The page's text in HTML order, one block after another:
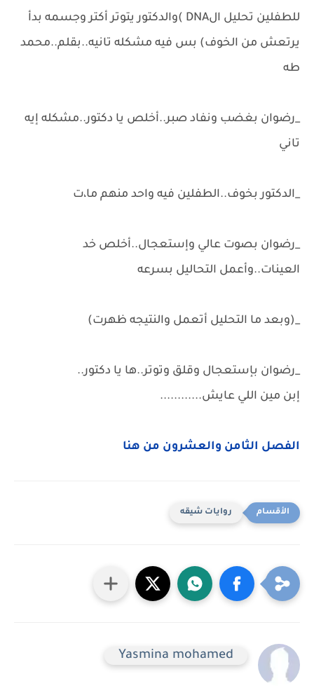
للطفلين تحليل الDNA )والدكتور يتوتر أكتر وجسمه بدأ
يرتعش من الخوف) بس فيه مشكله تانيه..بقلم..محمد
طه
_رضوان بغضب ونفاد صبر..أخلص يا دكتور..مشكله إيه
تاني
_الدكتور بخوف..الطفلين فيه واحد منهم ما،ت
_رضوان بصوت عالي وإستعجال..أخلص خد
العينات..وأعمل التحاليل بسرعه
_(وبعد ما التحليل أتعمل والنتيجه ظهرت)
_رضوان بإستعجال وقلق وتوتر..ها يا دكتور..
إبن مين اللي عايش............
الفصل الثامن والعشرون من هنا
روايات شيقه
Yasmina mohamed